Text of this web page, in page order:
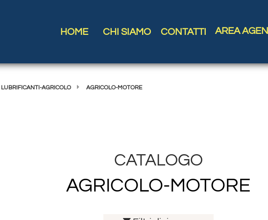
HOME CHI SIAMO CONTATTI AREA
LUBRIFICANTI-AGRICOLO AGRICOLO-MOTORE
CATALOGO
AGRICOLO-MOTORE